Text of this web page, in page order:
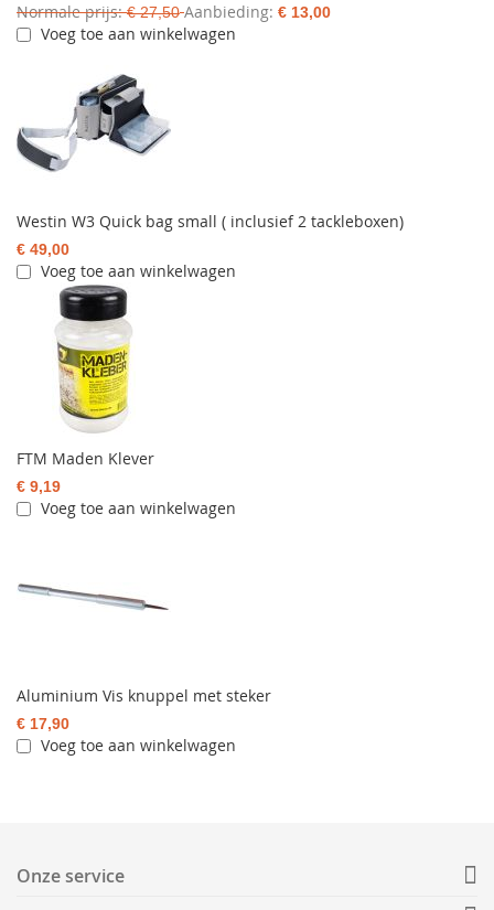
Normale prijs € 27,50 Aanbieding € 13,00
Voeg toe aan winkelwagen
Westin W3 Quick bag small ( inclusief 2 tackleboxen)
€ 49,00
Voeg toe aan winkelwagen
FTM Maden Klever
€ 9,19
Voeg toe aan winkelwagen
Aluminium Vis knuppel met steker
€ 17,90
Voeg toe aan winkelwagen
Onze service